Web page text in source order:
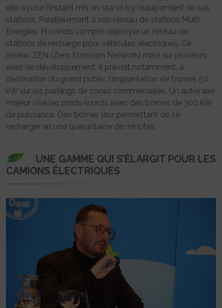
elle a pour l’instant mis en stand-by l’équipement de ses
stations. Parallèlement à son réseau de stations Multi
Energies, Proviridis compte déployer un réseau de
stations de recharge pour véhicules électriques. Ce
réseau ZEN (Zero Emission Network) mise sur plusieurs
axes de développement. Il prévoit notamment, à
destination du grand public, l’implantation de bornes 50
kW sur les parkings de zones commerciales. Un autre axe
majeur vise les poids-lourds avec des bornes de 300 kW
de puissance. Des bornes leur permettant de se
recharger en une quarantaine de minutes.
UNE GAMME QUI S’ÉLARGIT POUR LES
CAMIONS ÉLECTRIQUES